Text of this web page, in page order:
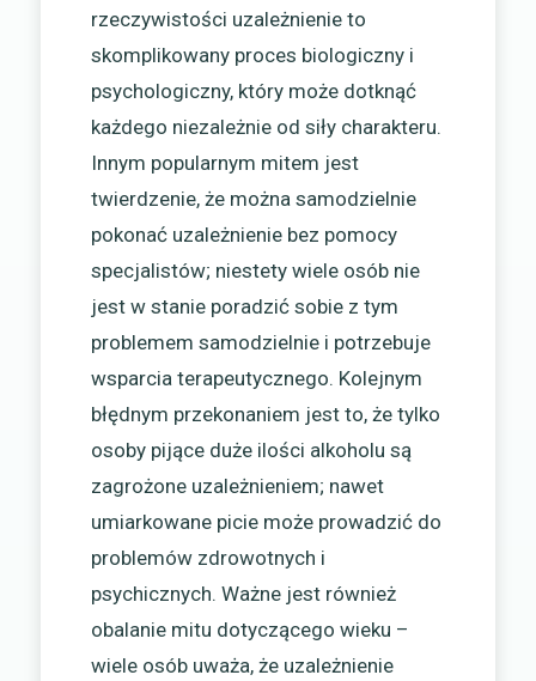
rzeczywistości uzależnienie to
skomplikowany proces biologiczny i
psychologiczny, który może dotknąć
każdego niezależnie od siły charakteru.
Innym popularnym mitem jest
twierdzenie, że można samodzielnie
pokonać uzależnienie bez pomocy
specjalistów; niestety wiele osób nie
jest w stanie poradzić sobie z tym
problemem samodzielnie i potrzebuje
wsparcia terapeutycznego. Kolejnym
błędnym przekonaniem jest to, że tylko
osoby pijące duże ilości alkoholu są
zagrożone uzależnieniem; nawet
umiarkowane picie może prowadzić do
problemów zdrowotnych i
psychicznych. Ważne jest również
obalanie mitu dotyczącego wieku –
wiele osób uważa, że uzależnienie